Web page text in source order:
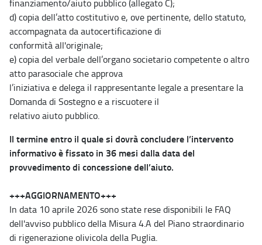
finanziamento/aiuto pubblico (allegato C);
d) copia dell’atto costitutivo e, ove pertinente, dello statuto,
accompagnata da autocertificazione di
conformità all'originale;
e) copia del verbale dell’organo societario competente o altro
atto parasociale che approva
l’iniziativa e delega il rappresentante legale a presentare la
Domanda di Sostegno e a riscuotere il
relativo aiuto pubblico.
Il termine entro il quale si dovrà concludere l’intervento
informativo è fissato in 36 mesi dalla data del
provvedimento di concessione dell’aiuto.
+++AGGIORNAMENTO+++
In data 10 aprile 2026 sono state rese disponibili le FAQ
dell'avviso pubblico della Misura 4.A del Piano straordinario
di rigenerazione olivicola della Puglia.